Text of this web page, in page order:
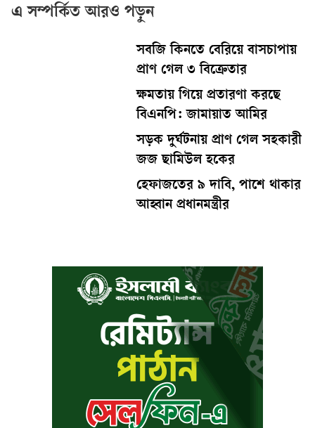
এ সম্পর্কিত আরও পড়ুন
সবজি কিনতে বেরিয়ে বাসচাপায়
প্রাণ গেল ৩ বিক্রেতার
ক্ষমতায় গিয়ে প্রতারণা করছে
বিএনপি: জামায়াত আমির
সড়ক দুর্ঘটনায় প্রাণ গেল সহকারী
জজ ছামিউল হকের
হেফাজতের ৯ দাবি, পাশে থাকার
আহ্বান প্রধানমন্ত্রীর